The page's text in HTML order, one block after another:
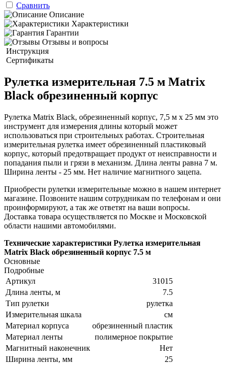
Сравнить
Описание
Характеристики
Гарантии
Отзывы и вопросы
Инструкция
Сертификаты
Рулетка измерительная 7.5 м Matrix
Black обрезиненный корпус
Рулетка Matrix Black, обрезиненный корпус, 7,5 м х 25 мм это
инструмент для измерения длины который может
использоваться при строительных работах. Строительная
измерительная рулетка имеет обрезиненный пластиковый
корпус, который предотвращает продукт от неисправности и
попадания пыли и грязи в механизм. Длина ленты равна 7 м.
Ширина ленты - 25 мм. Нет наличие магнитного зацепа.
Приобрести рулетки измерительные можно в нашем интернет
магазине. Позвоните нашим сотрудникам по телефонам и они
проинформируют, а так же ответят на ваши вопросы.
Доставка товара осуществляется по Москве и Московской
области нашими автомобилями.
Технические характеристики Рулетка измерительная
Matrix Black обрезиненный корпус 7.5 м
Основные
Подробные
Артикул
31015
Длина ленты, м
7.5
Тип рулетки
рулетка
Измерительная шкала
см
Материал корпуса
обрезиненный пластик
Материал ленты
полимерное покрытие
Магнитный наконечник
Нет
Ширина ленты, мм
25